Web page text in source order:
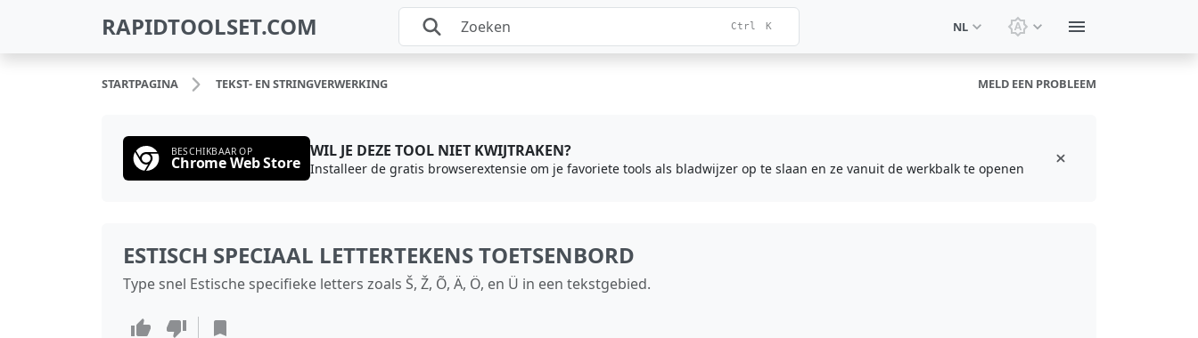
RAPIDTOOLSET.COM Ctrl K NL Thema wisselen:
STARTPAGINA TEKST‑ EN STRINGVERWERKING MELD EEN PROBLEEM
BESCHIKBAAR OP
Chrome Web Store
WIL JE DEZE TOOL NIET KWIJTRAKEN?
Installeer de gratis browserextensie om je favoriete tools als bladwijzer op te slaan en ze vanuit de werkbalk te openen
ESTISCH SPECIAAL LETTERTEKENS TOETSENBORD
Type snel Estische specifieke letters zoals Š, Ž, Õ, Ä, Ö, en Ü in een tekstgebied.